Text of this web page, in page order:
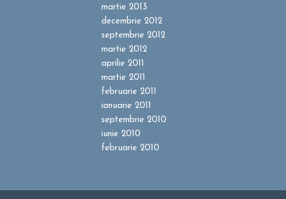
martie 2013
decembrie 2012
septembrie 2012
martie 2012
aprilie 2011
martie 2011
februarie 2011
ianuarie 2011
septembrie 2010
iunie 2010
februarie 2010